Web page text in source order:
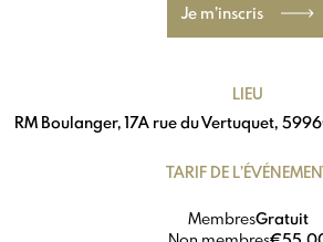
Je m’inscris
LIEU
RM Boulanger, 17A rue du Vertuquet,
TARIF DE
MembresGratuit